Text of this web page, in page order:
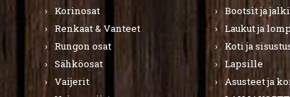
Korinosat
Renkaat & Vanteet
Rungon osat
Sähköosat
Vaijerit
Bootsit ja
Laukut ja
Koti ja
Lapsille
Asusteet ja